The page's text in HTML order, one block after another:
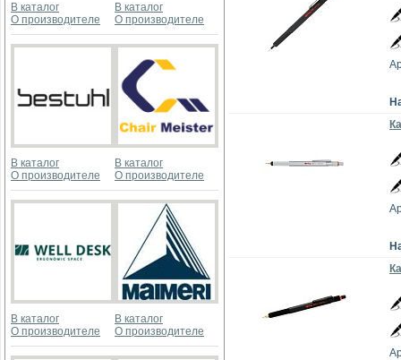
В каталог
О производителе
В каталог
О производителе
В каталог
О производителе
В каталог
О производителе
В каталог
О производителе
В каталог
О производителе